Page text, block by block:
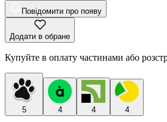
Повідомити про появу
Додати в обране
Купуйте в оплату частинами або
5 4 4 4